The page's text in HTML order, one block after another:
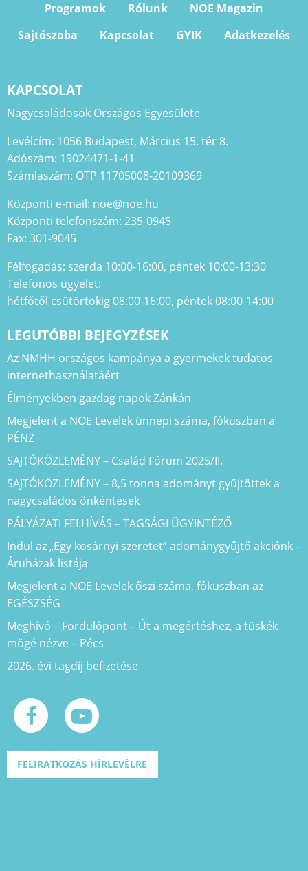
Programok
Rólunk
NOE Magazin
Sajtószoba
Kapcsolat GYIK Adatkezelés
KAPCSOLAT
Nagycsaládosok Országos Egyesülete
Levélcím: 1056 Budapest, Március 15. tér 8.
Adószám: 19024471-1-41
Számlaszám: OTP 11705008-20109369
Központi e-mail: noe@noe.hu
Központi telefonszám: 235-0945
Fax: 301-9045
Félfogadás: szerda 10:00-16:00, péntek 10:00-13:30
Telefonos ügyelet:
hétfőtől csütörtökig 08:00-16:00, péntek 08:00-14:00
LEGUTÓBBI BEJEGYZÉSEK
Az NMHH országos kampánya a gyermekek tudatos
internethasználatáért
Élményekben gazdag napok Zánkán
Megjelent a NOE Levelek ünnepi száma, fókuszban a
PÉNZ
SAJTÓKÖZLEMÉNY – Család Fórum 2025/II.
SAJTÓKÖZLEMÉNY – 8,5 tonna adományt gyűjtöttek a
nagycsaládos önkéntesek
PÁLYÁZATI FELHÍVÁS – TAGSÁGI ÜGYINTÉZŐ
Indul az „Egy kosárnyi szeretet” adománygyűjtő akciónk –
Áruházak listája
Megjelent a NOE Levelek őszi száma, fókuszban az
EGÉSZSÉG
Meghívó – Fordulópont – Út a megértéshez, a tüskék
mögé nézve – Pécs
2026. évi tagdíj befizetése
FELIRATKOZÁS HÍRLEVÉLRE